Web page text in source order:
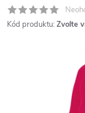
Kód produktu: Zvolte